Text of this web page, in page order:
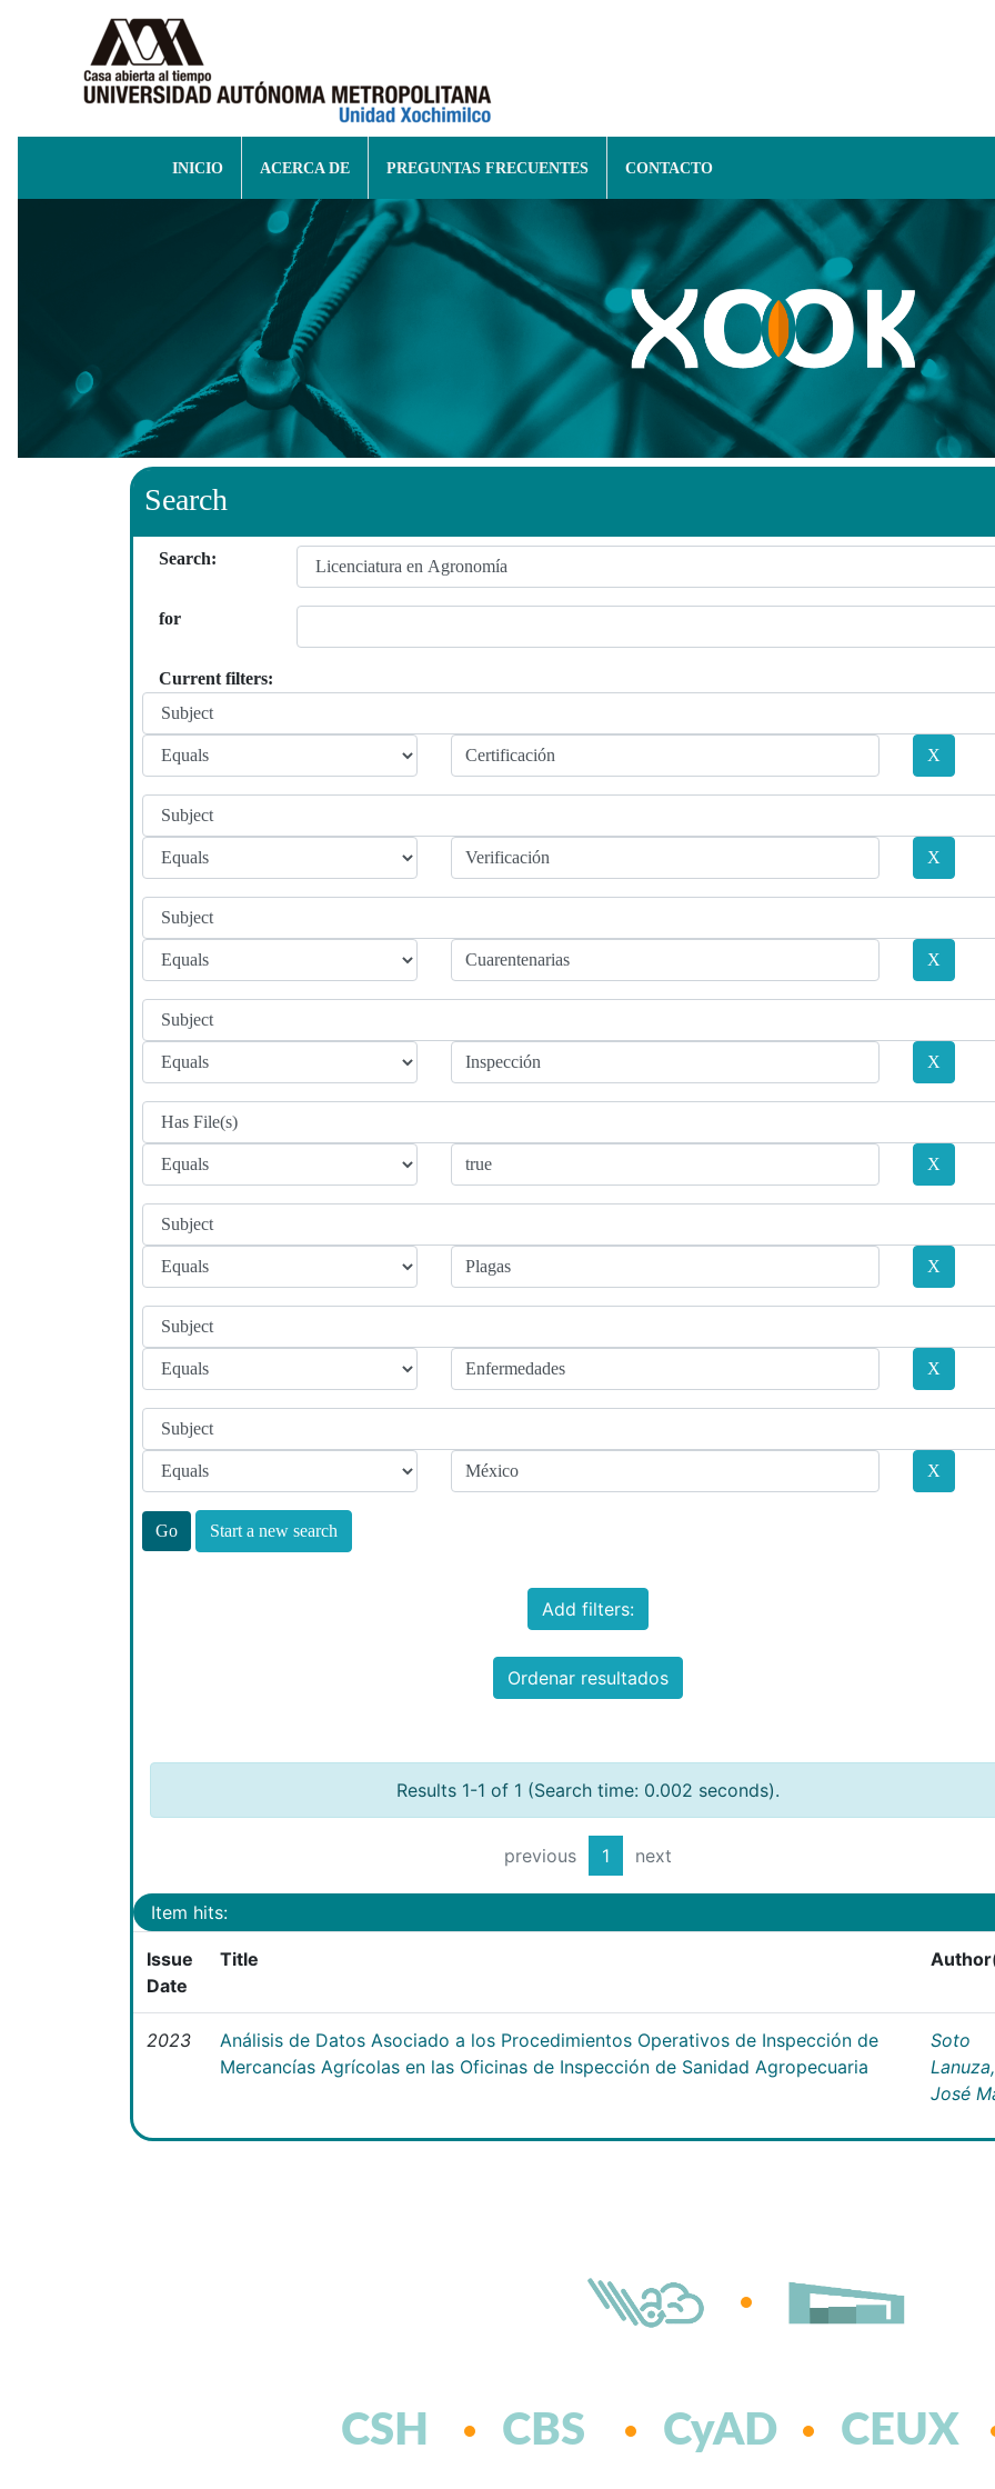
INICIO ACERCA DE PREGUNTAS FRECUENTES CONTACTO
Search
Search:
for
Current filters:
Start a new search
Add filters:
Ordenar resultados
Results 1-1 of 1 (Search time: 0.002 seconds).
previous 1 next
Item hits:
Issue
Date
Title
2023
Análisis de Datos Asociado a los Procedimientos Operativos de Inspección de
Mercancías Agrícolas en las Oficinas de Inspección de Sanidad Agropecuaria
Soto
Lanuza,
José
CSH CBS CyAD CEUX